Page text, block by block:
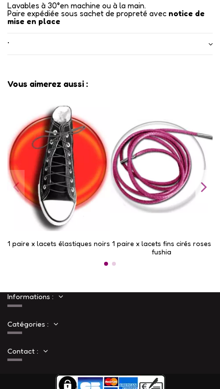
Lavables à 30°en machine ou à la main.
Paire expédiée sous sachet de propreté avec notice de
mise en place
•
Vous aimerez aussi :
​​1 paire x lacets élastiques noirs 1 paire x lacets fins cirés roses
fushia
Informations :
Catégories :
Contact :